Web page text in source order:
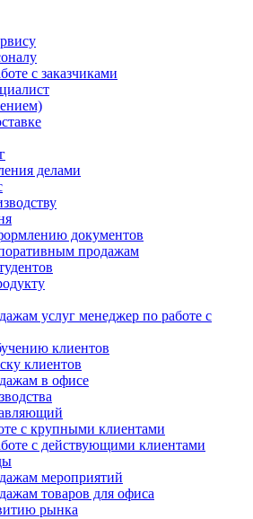
с заказчиками
делами
документов
продажам
услуг менеджер по работе с
клиентов
клиентов
в офисе
с крупными клиентами
с действующими клиентами
мероприятий
товаров для офиса
рынка